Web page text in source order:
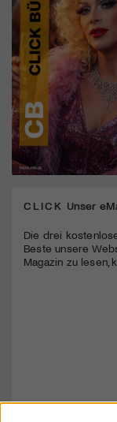
CLICK Unser
Die drei
Beste unsere
Magazin zu lesen,